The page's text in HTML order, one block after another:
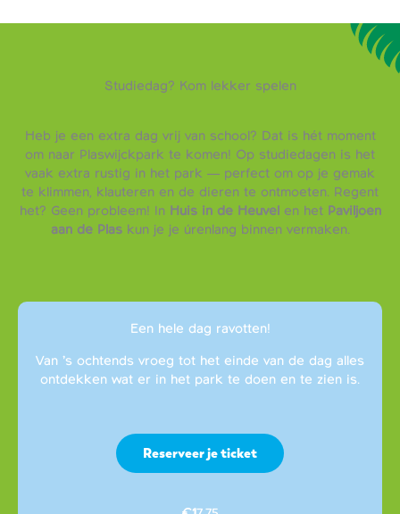
Studiedag? Kom lekker spelen
Heb je een extra dag vrij van school? Dat is hét moment
om naar Plaswijckpark te komen! Op studiedagen is het
vaak extra rustig in het park — perfect om op je gemak
te klimmen, klauteren en de dieren te ontmoeten. Regent
het? Geen probleem! In Huis in de Heuvelen het Paviljoen
aan de Plaskun je je úrenlang binnen vermaken.
Een hele dag ravotten!
Van ’s ochtends vroeg tot het einde van de dag alles
ontdekken wat er in het park te doen en te zien is.
Reserveer je ticket